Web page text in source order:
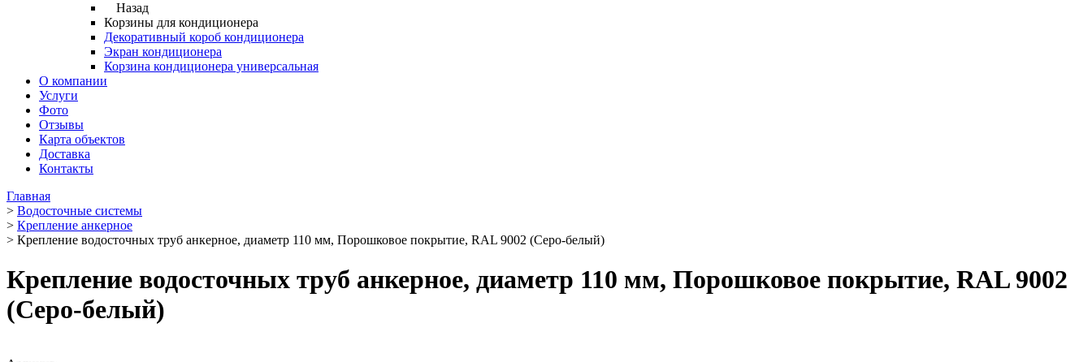
Назад
Корзины для кондиционера
Декоративный короб кондиционера
Экран кондиционера
Корзина кондиционера универсальная
О компании
Услуги
Фото
Отзывы
Карта объектов
Доставка
Контакты
Главная
> Водосточные системы
> Крепление анкерное
> Крепление водосточных труб анкерное, диаметр 110 мм, Порошковое покрытие, RAL 9002 (Серо-белый)
Крепление водосточных труб анкерное, диаметр 110 мм, Порошковое покрытие, RAL 9002
(Серо-белый)